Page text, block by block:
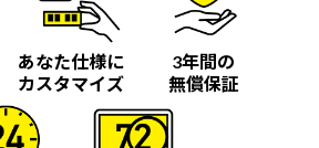
あなた仕様に
カスタマイズ
3年間の
無償保証